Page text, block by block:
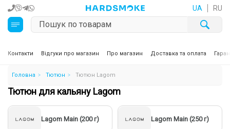
UA RU
Кальяни
Тютюн для кальяну та кальянні суміші
Чаші для кальяну
Контакти Відгуки про магазин Про магазин Доставка та оплата
Головна Тютюн Тютюн Lagom
Тютюн для кальяну Lagom
Lagom Main (200 г) Lagom Main (250 г)